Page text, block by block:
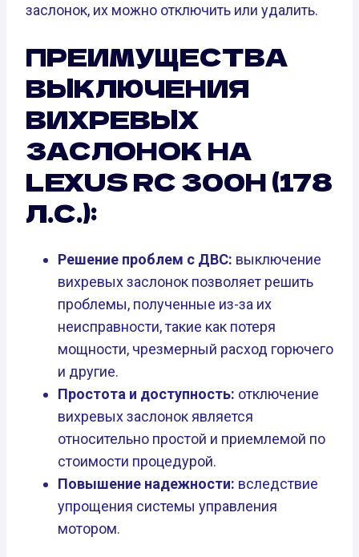
заслонок, их можно отключить или удалить.
ПРЕИМУЩЕСТВА
ВЫКЛЮЧЕНИЯ
ВИХРЕВЫХ
ЗАСЛОНОК НА
LEXUS RC 300H (178
Л.С.):
Решение проблем с ДВС: выключение
вихревых заслонок позволяет решить
проблемы, полученные из-за их
неисправности, такие как потеря
мощности, чрезмерный расход горючего
и другие.
Простота и доступность: отключение
вихревых заслонок является
относительно простой и приемлемой по
стоимости процедурой.
Повышение надежности: вследствие
упрощения системы управления
мотором.